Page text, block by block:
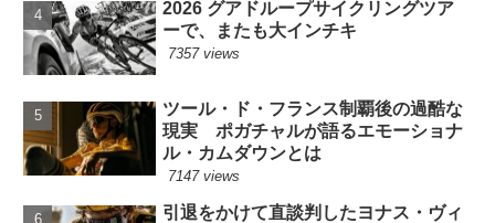
2026 グアドループサイクリングツア
ーで、またも大インチキ
7357 views
ツール・ド・フランス制覇後の過酷な
現実 ポガチャルが語るエモーショナ
ル・カムダウンとは
7147 views
引退をかけて直談判したヨナス・ヴィ